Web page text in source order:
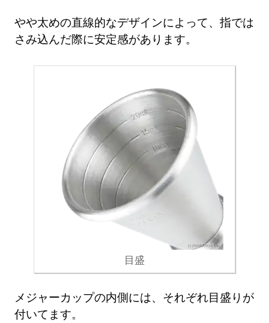
やや太めの直線的なデザインによって、指では
さみ込んだ際に安定感があります。
目盛
メジャーカップの内側には、それぞれ目盛りが
付いてます。